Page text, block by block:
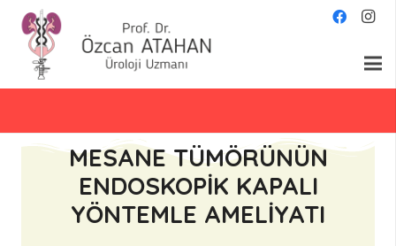
MESANE TÜMÖRÜNÜN
ENDOSKOPİK KAPALI
YÖNTEMLE AMELİYATI